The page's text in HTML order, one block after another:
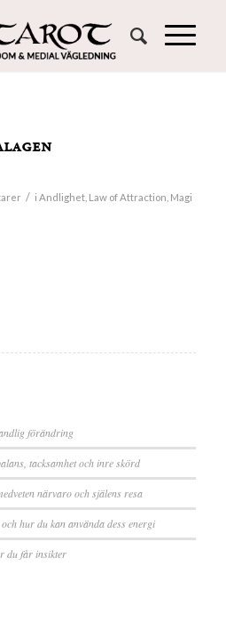
/ i Andlighet, Law of Attraction Magi
förändring
tacksamhet och inre skörd
närvaro och själens resa
hur du kan använda dess energi
du får insikter